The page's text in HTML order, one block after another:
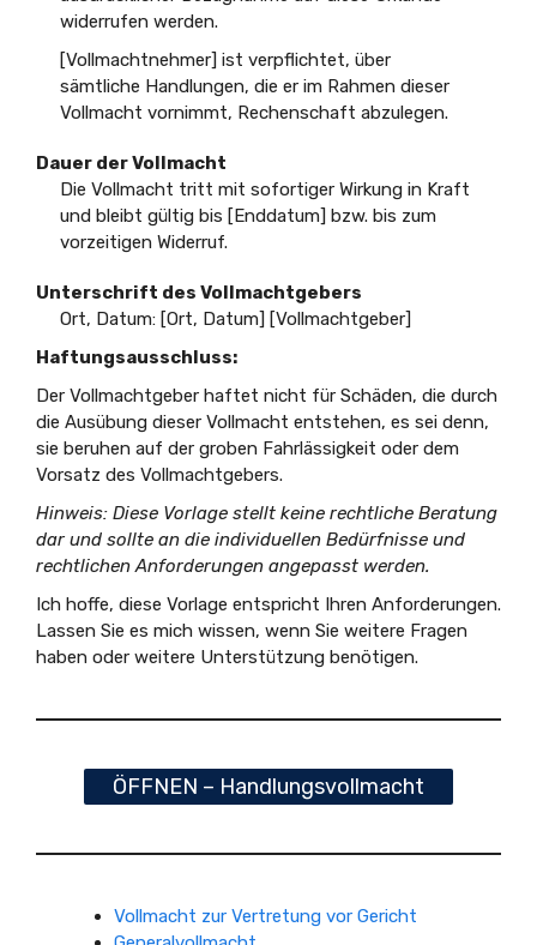
widerrufen werden.
[Vollmachtnehmer] ist verpflichtet, über
sämtliche Handlungen, die er im Rahmen dieser
Vollmacht vornimmt, Rechenschaft abzulegen.
Dauer der Vollmacht
Die Vollmacht tritt mit sofortiger Wirkung in Kraft
und bleibt gültig bis [Enddatum] bzw. bis zum
vorzeitigen Widerruf.
Unterschrift des Vollmachtgebers
Ort, Datum: [Ort, Datum] [Vollmachtgeber]
Haftungsausschluss:
Der Vollmachtgeber haftet nicht für Schäden, die durch
die Ausübung dieser Vollmacht entstehen, es sei denn,
sie beruhen auf der groben Fahrlässigkeit oder dem
Vorsatz des Vollmachtgebers.
Hinweis: Diese Vorlage stellt keine rechtliche Beratung
dar und sollte an die individuellen Bedürfnisse und
rechtlichen Anforderungen angepasst werden.
Ich hoffe, diese Vorlage entspricht Ihren Anforderungen.
Lassen Sie es mich wissen, wenn Sie weitere Fragen
haben oder weitere Unterstützung benötigen.
ÖFFNEN – Handlungsvollmacht
Vollmacht zur Vertretung vor Gericht